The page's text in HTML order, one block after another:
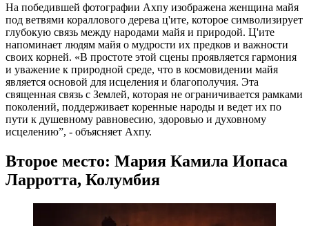
На победившей фотографии Ахпу изображена женщина майя
под ветвями кораллового дерева ц'ите, которое символизирует
глубокую связь между народами майя и природой. Ц'ите
напоминает людям майя о мудрости их предков и важности
своих корней. «В простоте этой сцены проявляется гармония
и уважение к природной среде, что в космовидении майя
является основой для исцеления и благополучия. Эта
священная связь с Землей, которая не ограничивается рамками
поколений, поддерживает коренные народы и ведет их по
пути к душевному равновесию, здоровью и духовному
исцелению”, - объясняет Ахпу.
Второе место: Мария Камила Иопаса
Ларротта, Колумбия